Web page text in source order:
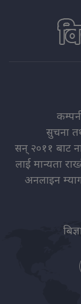
सुचना
सन् २०११ बाट
लाई मान्यता
अनलाइन